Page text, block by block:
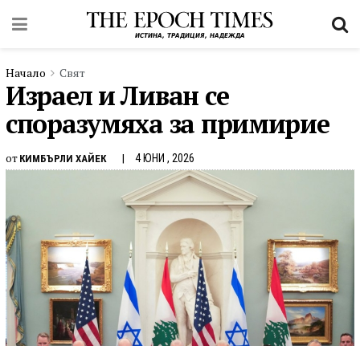
Начало Свят
Израел и Ливан се
споразумяха за примирие
от КИМБЪРЛИ ХАЙЕК 4 ЮНИ , 2026